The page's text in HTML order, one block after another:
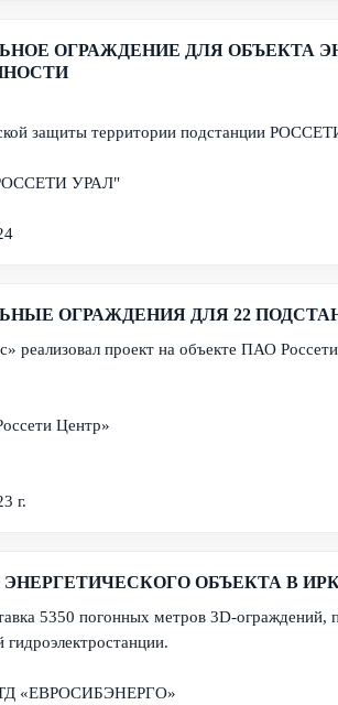
ОГРАЖДЕНИЕ ДЛЯ ОБЪЕКТА
защиты территории подстанции
УРАЛ"
ОГРАЖДЕНИЯ ДЛЯ 22
реализовал проект на объекте ПАО
Центр»
г.
ОБЪЕКТА В
5350 погонных метров 3D-ограждений,
«ЕВРОСИБЭНЕРГО»